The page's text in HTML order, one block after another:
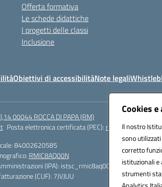
Cookies
Il nostro
sono
corretto
istituzionali e
strumenti
Offerta formativa
Le schede didattiche
I progetti delle classi
Inclusione
Obiettivi di accessibilitàNote legali
00044 ROCCA DI PAPA (RM)
Posta elettronica certificata (PEC):
84002620585
RMIC8AQ00N
(IPA): istsc_rmic8aq00n
(CUF): 7JVJUU